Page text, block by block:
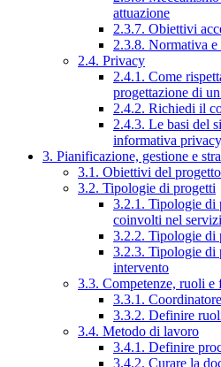
attuazione
2.3.7. Obiettivi
2.3.8. Normativa
2.4. Privacy
2.4.1. Come
progettazione di
2.4.2. Richiedi il
2.4.3. Le basi del
informativa
3. Pianificazione, gestione e
3.1. Obiettivi del progetto
3.2. Tipologie di progetti
3.2.1. Tipologie di
coinvolti nel
3.2.2. Tipologie di
3.2.3. Tipologie di
intervento
3.3. Competenze, ruoli e
3.3.1.
3.3.2. Definire
3.4. Metodo di lavoro
3.4.1. Definire
3.4.2. Curare la